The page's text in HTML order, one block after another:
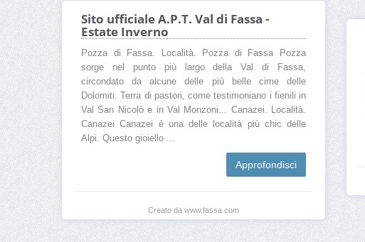
Sito ufficiale A.P.T. Val di Fassa -
Estate Inverno
Pozza di Fassa. Località. Pozza di Fassa Pozza
sorge nel punto più largo della Val di Fassa,
circondato da alcune delle più belle cime delle
Dolomiti. Terra di pastori, come testimoniano i fienili in
Val San Nicolò e in Val Monzoni... Canazei. Località.
Canazei Canazei è una delle località più chic delle
Alpi. Questo gioiello ...
Approfondisci
Creato da www.fassa.com